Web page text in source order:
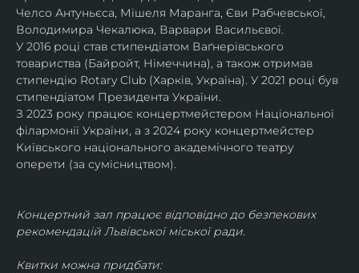
Челсо Антуньєса, Мішеля Маранга, Єви Рабчевської,
Володимира Чекалюка, Варвари Васильєвої.
У 2016 році став стипендіатом Ваґнерівського
товариства (Байройт, Німеччина), а також отримав
стипендію Rotary Club (Харків, Україна). У 2021 році був
стипендіатом Президента України.
З 2023 року працює концертмейстером Національної
філармонії України, а з 2024 року концертмейстер
Київського національного академічного театру
оперети (за сумісництвом).
Концертний зал працює відповідно до безпекових
рекомендацій Львівської міської ради.
Квитки можна придбати: